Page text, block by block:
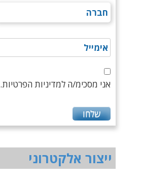
אני מסכימ/ה למדיניות הפרטיות.
ייצור אלקטרוני